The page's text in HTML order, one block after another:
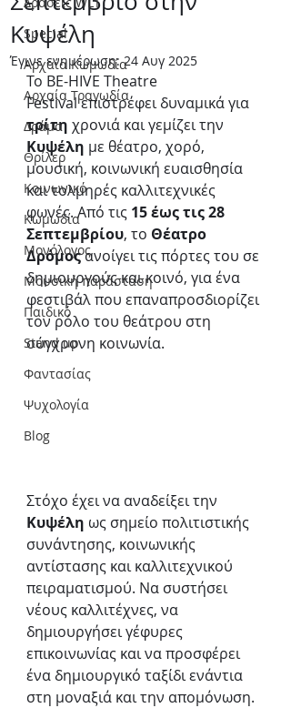
Special
Αρχαία Κωμωδία
Αρχαία Τραγωδία
Δράμα
Θρίλερ
Κοινωνικό
Κωμωδία
Μονόλογος
Μουσική παράσταση
Παιδικό
Stand up
Φαντασίας
Ψυχολογία
Blog
Κυψέλη
Έγινε ενημέρωση:24 Αυγ 2025
Το BE-HIVE Theatre
Festival επιστρέφει δυναμικά για
τρίτη χρονιά και γεμίζει την
Κυψέλη με θέατρο, χορό,
μουσική, κοινωνική ευαισθησία
και τολμηρές καλλιτεχνικές
φωνές. Από τις 15 έως τις 28
Σεπτεμβρίου, το Θέατρο
Δρόμος ανοίγει τις πόρτες του σε
δημιουργούς και κοινό, για ένα
φεστιβάλ που επαναπροσδιορίζει
τον ρόλο του θεάτρου στη
σύγχρονη κοινωνία.
Στόχο έχει να αναδείξει την
Κυψέλη ως σημείο πολιτιστικής
συνάντησης, κοινωνικής
αντίστασης και καλλιτεχνικού
πειραματισμού. Να συστήσει
νέους καλλιτέχνες, να
δημιουργήσει γέφυρες
επικοινωνίας και να προσφέρει
ένα δημιουργικό ταξίδι ενάντια
στη μοναξιά και την απομόνωση.